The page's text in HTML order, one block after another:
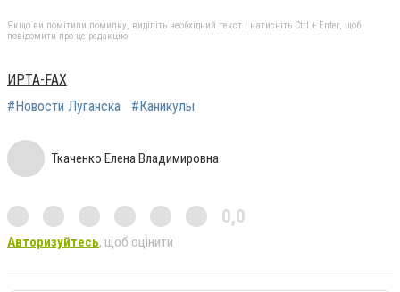
Якщо ви помітили помилку, виділіть необхідний текст і натисніть Ctrl + Enter, щоб
повідомити про це редакцію
ИРТА-FAX
#Новости Луганска
#Каникулы
Ткаченко Елена Владимировна
0,0
Авторизуйтесь, щоб оцінити